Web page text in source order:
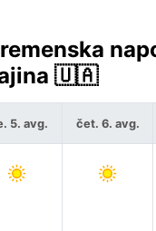
🇺🇦
5. avg. čet. 6. avg.